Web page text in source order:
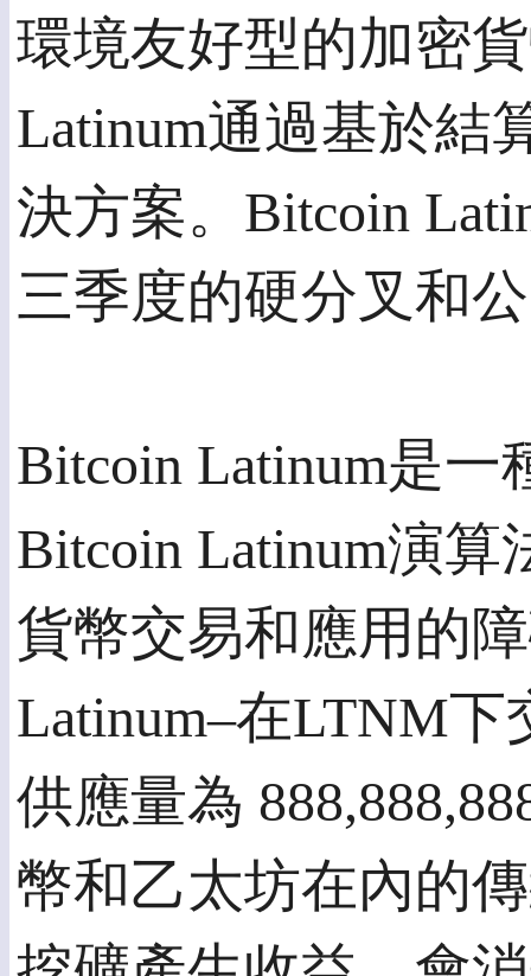
環境友好型的加密
Latinum通過基於結
決方案。Bitcoin
三季度的硬分叉和
Bitcoin Latinum是
Bitcoin Latinum演
貨幣交易和應用的
Latinum–在LTNM
供應量為
幣和乙太坊在內的